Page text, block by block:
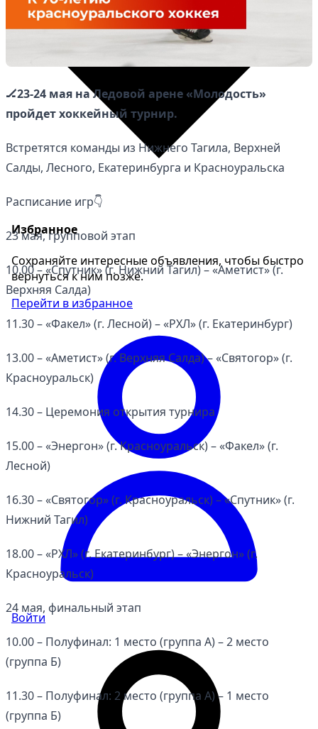
Избранное
Сохраняйте интересные объявления, чтобы быстро
вернуться к ним позже.
Перейти в избранное
Войти
🏒23-24 мая на Ледовой арене «Молодость»
пройдет хоккейный турнир.
Встретятся команды из Нижнего Тагила, Верхней
Салды, Лесного, Екатеринбурга и Красноуральска
Расписание игр👇
23 мая, групповой этап
10.00 – «Спутник» (г. Нижний Тагил) – «Аметист» (г.
Верхняя Салда)
11.30 – «Факел» (г. Лесной) – «РХЛ» (г. Екатеринбург)
13.00 – «Аметист» (г. Верхняя Салда) – «Святогор» (г.
Красноуральск)
14.30 – Церемония открытия турнира
15.00 – «Энергон» (г. Красноуральск) – «Факел» (г.
Лесной)
16.30 – «Святогор» (г. Красноуральск) – «Спутник» (г.
Нижний Тагил)
18.00 – «РХЛ» (г. Екатеринбург) – «Энергон» (г.
Красноуральск)
24 мая, финальный этап
10.00 – Полуфинал: 1 место (группа А) – 2 место
(группа Б)
11.30 – Полуфинал: 2 место (группа А) – 1 место
(группа Б)